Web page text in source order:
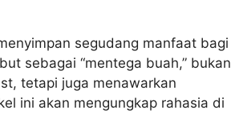
segudang manfaat bagi
sebagai “mentega buah,” bukan
tetapi juga menawarkan
ini akan mengungkap rahasia di